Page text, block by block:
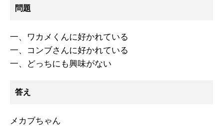
問題
一、ワカメくんに好かれている
一、コンブさんに好かれている
一、どっちにも興味がない
答え
メカブちゃん